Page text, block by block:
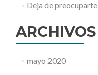
Deja de
ARCHIVOS
mayo 2020